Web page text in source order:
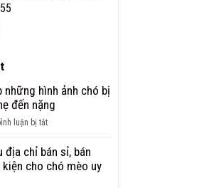
những hình ảnh chó bị
đến nặng
luận bị tắtở
hợp
những
địa chỉ bán sỉ, bán
kiện cho chó mèo uy